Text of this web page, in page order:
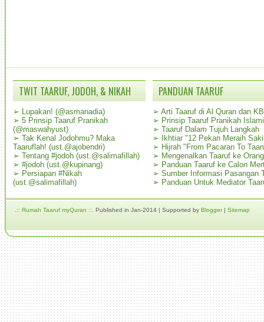
TWIT TAARUF, JODOH, & NIKAH
➢ Lupakan! (@asmanadia)
➢ 5 Prinsip Taaruf Pranikah
(@maswahyust)
➢ Tak Kenal Jodohmu? Maka
Taaruflah! (ust.@ajobendri)
➢ Tentang #jodoh (ust.@salimafillah)
➢ #jodoh (ust.@kupinang)
➢ Persiapan #Nikah
(ust.@salimafillah)
PANDUAN TAARUF
➢ Arti Taaruf di Al Quran dan
➢ Prinsip Taaruf Pranikah Islami
➢ Taaruf Dalam Tujuh Langkah
➢
Ikhtiar "12 Pekan Meraih
➢ Hijrah "From Pacaran To
➢ Mengenalkan Taaruf ke
➢ Panduan Taaruf ke Calon
➢ Sumber Informasi Pasangan
➢ Panduan Untuk Mediator
.:: Rumah Taaruf myQuran ::. Published in Jan-2014 | Supported by Blogger| Sitemap